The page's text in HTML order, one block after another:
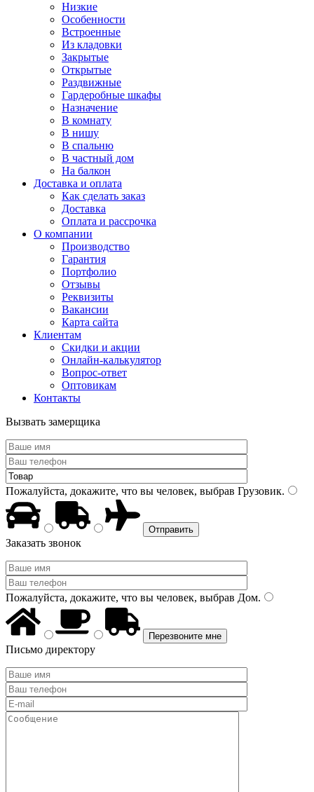
Низкие
Особенности
Встроенные
Из кладовки
Закрытые
Открытые
Раздвижные
Гардеробные шкафы
Назначение
В комнату
В нишу
В спальню
В частный дом
На балкон
Доставка и оплата
Как сделать заказ
Доставка
Оплата и рассрочка
О компании
Производство
Гарантия
Портфолио
Отзывы
Реквизиты
Вакансии
Карта сайта
Клиентам
Скидки и акции
Онлайн-калькулятор
Вопрос-ответ
Оптовикам
Контакты
Вызвать замерщика
Пожалуйста, докажите, что вы человек, выбрав Грузовик.
Заказать звонок
Пожалуйста, докажите, что вы человек, выбрав Дом.
Письмо директору